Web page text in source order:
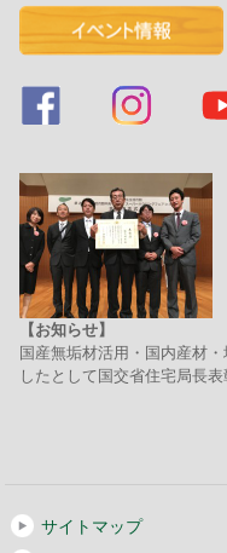
【お知らせ】
国産無垢材活用・国内産材
したとして国交省住宅局長表
サイトマップ